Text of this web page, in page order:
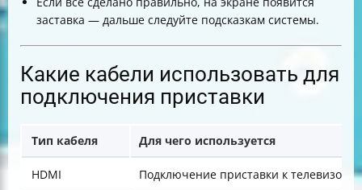
заставка — дальше следуйте подсказкам системы.
Какие кабели использовать для
подключения приставки
Тип кабеля Для чего используется
HDMI Подключение приставки к телевизору